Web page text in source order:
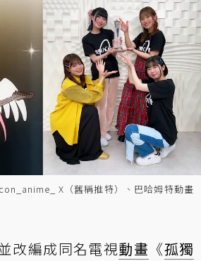
X（舊稱推特）、巴哈姆特動畫
改編成同名電視動畫 《孤獨